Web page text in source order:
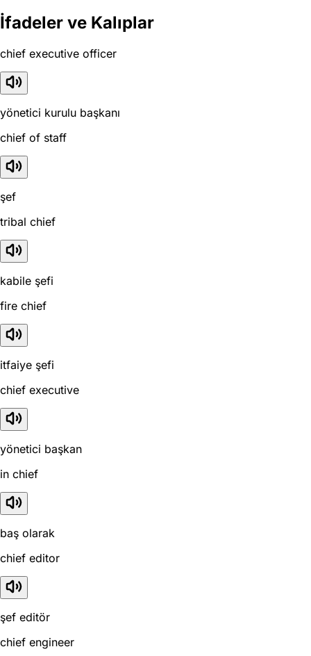
İfadeler ve Kalıplar
chief executive officer
yönetici kurulu başkanı
chief of staff
şef
tribal chief
kabile şefi
fire chief
itfaiye şefi
chief executive
yönetici başkan
in chief
baş olarak
chief editor
şef editör
chief engineer